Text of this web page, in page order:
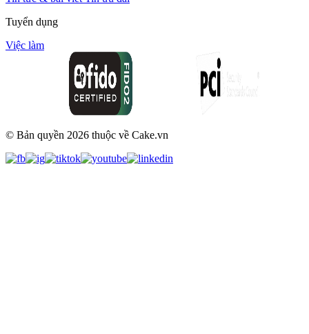
Tuyển dụng
Việc làm
© Bản quyền 2026 thuộc về Cake.vn